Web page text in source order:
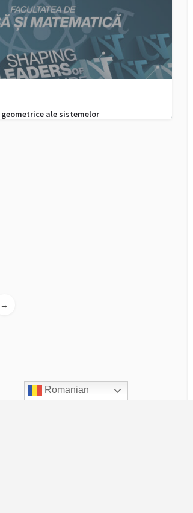
ale sistemelor
→
Romanian